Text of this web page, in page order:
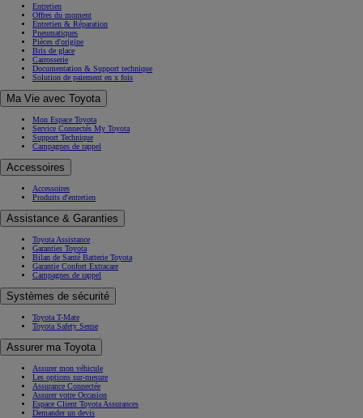
Entretien
Offres du moment
Entretien & Réparation
Pneumatiques
Pièces d'origine
Bris de glace
Carrosserie
Documentation & Support technique
Solution de paiement en x fois
Ma Vie avec Toyota
Mon Espace Toyota
Service Connectés My Toyota
Support Technique
Campagnes de rappel
Accessoires
Accessoires
Produits d'entretien
Assistance & Garanties
Toyota Assistance
Garanties Toyota
Bilan de Santé Batterie Toyota
Garantie Confort Extracare
Campagnes de rappel
Systèmes de sécurité
Toyota T-Mate
Toyota Safety Sense
Assurer ma Toyota
Assurer mon véhicule
Les options sur-mesure
Assurance Connectée
Assurer votre Occasion
Espace Client Toyota Assurances
Demander un devis